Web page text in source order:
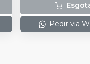
Pedir via